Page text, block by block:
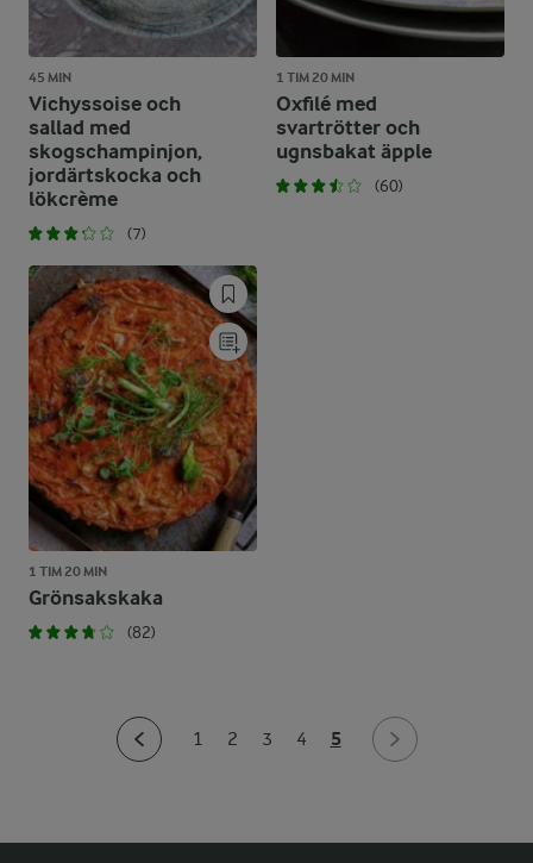
45 MIN
Vichyssoise och
sallad med
skogschampinjon,
jordärtskocka och
lökcrème
(7)
1 TIM 20 MIN
Oxfilé med
svartrötter och
ugnsbakat äpple
(60)
1 TIM 20 MIN
Grönsakskaka
(82)
1 2 3 4 5